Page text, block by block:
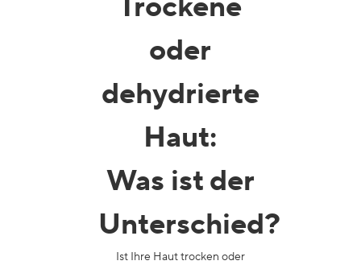
oder
dehydrierte
Haut:
Was ist der
Unterschied?
Ist Ihre Haut trocken oder